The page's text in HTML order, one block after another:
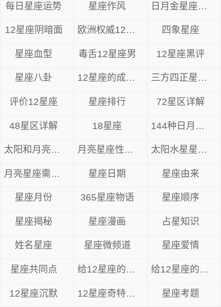
每日星座运势 星座作风 日月金星座组合
12星座阴暗面 欧洲权威12星座分析 四象星座
星座血型 毒舌12星座男 12星座黑评
星座八卦 12星座的成长方式 三方四正星座分析
评价12星座 星座排行 72星区详解
48星区详解 18星座 144种日月星座
太阳和月亮星座 月亮星座性格解析 太阳水星星座组合
月亮星座需要什么 星座日期 星座由来
星座月份 365星座物语 星座顺序
星座揭秘 星座漫画 占星知识
姓名星座 星座微频道 星座爱情
星座共同点 给12星座的忠告 给12星座的14句心里话
12星座沉默 12星座奇特眼神 星座考题